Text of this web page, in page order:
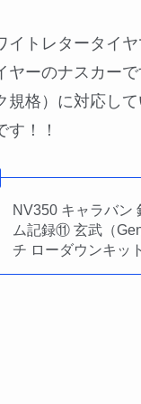
トレタータイヤ
ヤーのナスカー
規格）に対応し
す！！
NV350 キャラバン
ム記録⑪ 玄武（
チ ローダウンキット